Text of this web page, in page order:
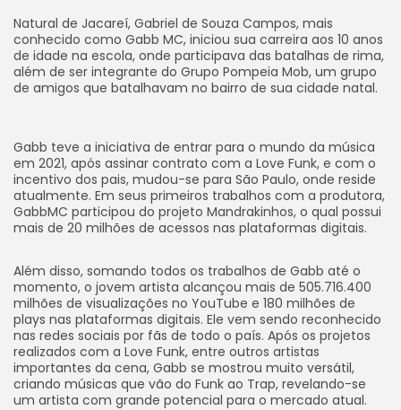
Natural de Jacareí, Gabriel de Souza Campos, mais
conhecido como Gabb MC, iniciou sua carreira aos 10 anos
de idade na escola, onde participava das batalhas de rima,
além de ser integrante do Grupo Pompeia Mob, um grupo
de amigos que batalhavam no bairro de sua cidade natal.
Gabb teve a iniciativa de entrar para o mundo da música
em 2021, após assinar contrato com a Love Funk, e com o
incentivo dos pais, mudou-se para São Paulo, onde reside
atualmente. Em seus primeiros trabalhos com a produtora,
GabbMC participou do projeto Mandrakinhos, o qual possui
mais de 20 milhões de acessos nas plataformas digitais.
Além disso, somando todos os trabalhos de Gabb até o
momento, o jovem artista alcançou mais de 505.716.400
milhões de visualizações no YouTube e 180 milhões de
plays nas plataformas digitais. Ele vem sendo reconhecido
nas redes sociais por fãs de todo o país. Após os projetos
realizados com a Love Funk, entre outros artistas
importantes da cena, Gabb se mostrou muito versátil,
criando músicas que vão do Funk ao Trap, revelando-se
um artista com grande potencial para o mercado atual.